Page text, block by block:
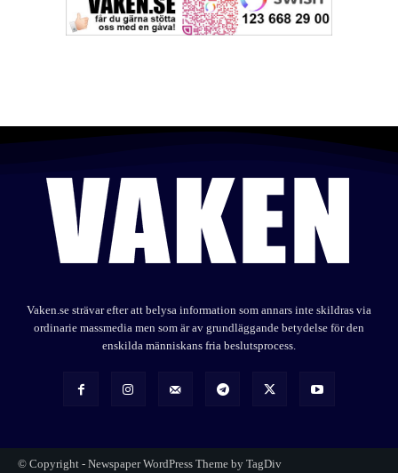
Vaken.se strävar efter att belysa information som annars inte skildras via
ordinarie massmedia men som är av grundläggande betydelse för den
enskilda människans fria beslutsprocess.
© Copyright - Newspaper WordPress Theme by TagDiv